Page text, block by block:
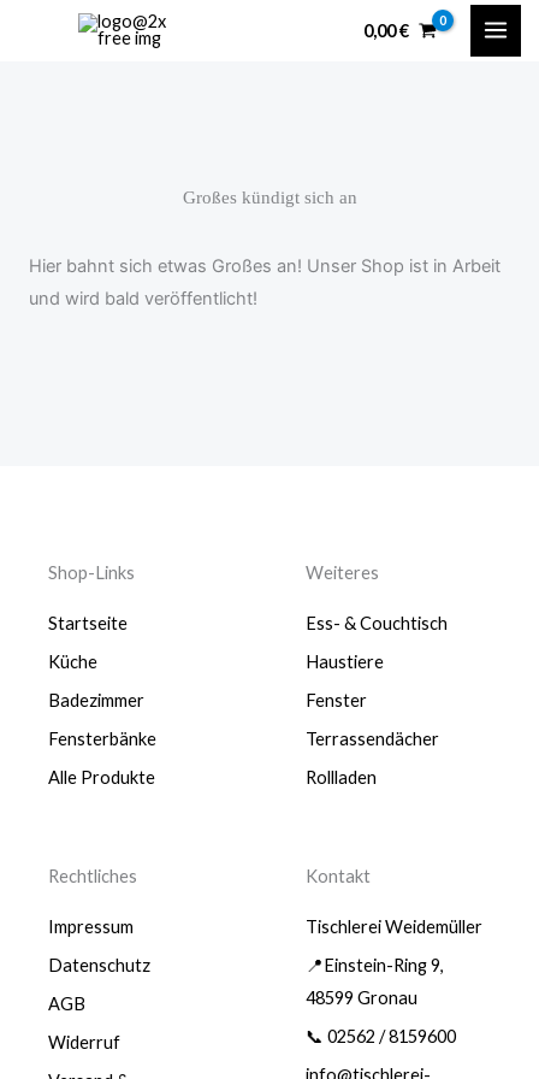
0,00€
Großes kündigt sich an
Hier bahnt sich etwas Großes an! Unser Shop ist in Arbeit
und wird bald veröffentlicht!
Shop-Links
Startseite
Küche
Badezimmer
Fensterbänke
Alle Produkte
Weiteres
Ess- & Couchtisch
Haustiere
Fenster
Terrassendächer
Rollladen
Rechtliches
Impressum
Datenschutz
AGB
Widerruf
Kontakt
Tischlerei Weidemüller
📍Einstein-Ring 9,
48599 Gronau
📞 02562 / 8159600